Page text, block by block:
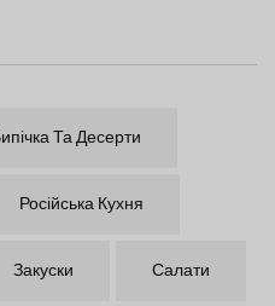
Та Десерти
Російська Кухня
Закуски Салати